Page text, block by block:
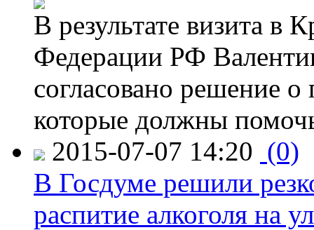
В результате визита в
Федерации РФ
согласовано решение
которые должны
2015-07-07 14:20 (0)
В Госдуме решили
распитие алкоголя на